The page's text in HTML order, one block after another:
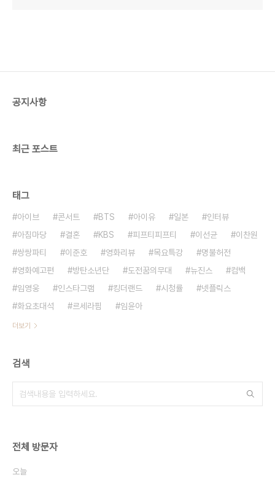
공지사항
최근 포스트
태그
아이브 콘서트 BTS 아이유 일본
인터뷰
아침마당
결혼 KBS 피프티피프티 이선균
이찬원
쌍쌍파티
이준호 영화리뷰 목요특강
명불허전
영화예고편
방탄소년단 도전꿈의무대 뉴진스
컴백
임영웅
인스타그램 킹더랜드 시청률
넷플릭스
화요초대석
르세라핌 임윤아
더보기
검색
전체 방문자
오늘